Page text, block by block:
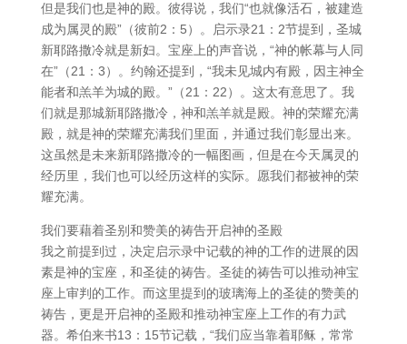
但是我们也是神的殿。彼得说，我们“也就像活石，被建造
成为属灵的殿”（彼前2：5）。启示录21：2节提到，圣城
新耶路撒冷就是新妇。宝座上的声音说，“神的帐幕与人同
在”（21：3）。约翰还提到，“我未见城内有殿，因主神全
能者和羔羊为城的殿。”（21：22）。这太有意思了。我
们就是那城新耶路撒冷，神和羔羊就是殿。神的荣耀充满
殿，就是神的荣耀充满我们里面，并通过我们彰显出来。
这虽然是未来新耶路撒冷的一幅图画，但是在今天属灵的
经历里，我们也可以经历这样的实际。愿我们都被神的荣
耀充满。
我们要藉着圣别和赞美的祷告开启神的圣殿
我之前提到过，决定启示录中记载的神的工作的进展的因
素是神的宝座，和圣徒的祷告。圣徒的祷告可以推动神宝
座上审判的工作。而这里提到的玻璃海上的圣徒的赞美的
祷告，更是开启神的圣殿和推动神宝座上工作的有力武
器。希伯来书13：15节记载，“我们应当靠着耶稣，常常